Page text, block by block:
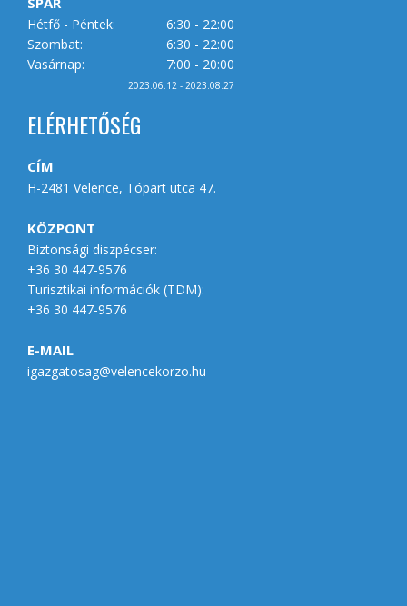
Hétfő - Péntek:
6:30 - 22:00
Szombat:
6:30 - 22:00
Vasárnap:
7:00 - 20:00
2023.06.12 - 2023.08.27
ELÉRHETŐSÉG
CÍM
H-2481 Velence, Tópart utca 47.
KÖZPONT
Biztonsági diszpécser:
+36 30 447-9576
Turisztikai információk (TDM):
+36 30 447-9576
E-MAIL
igazgatosag@velencekorzo.hu